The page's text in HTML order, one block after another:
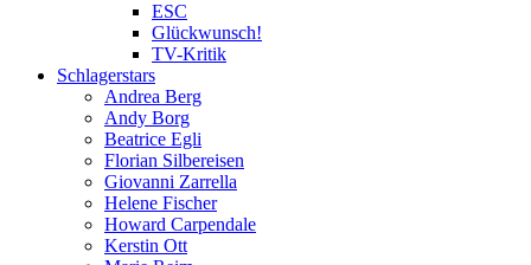
ESC
Glückwunsch!
TV-Kritik
Schlagerstars
Andrea Berg
Andy Borg
Beatrice Egli
Florian Silbereisen
Giovanni Zarrella
Helene Fischer
Howard Carpendale
Kerstin Ott